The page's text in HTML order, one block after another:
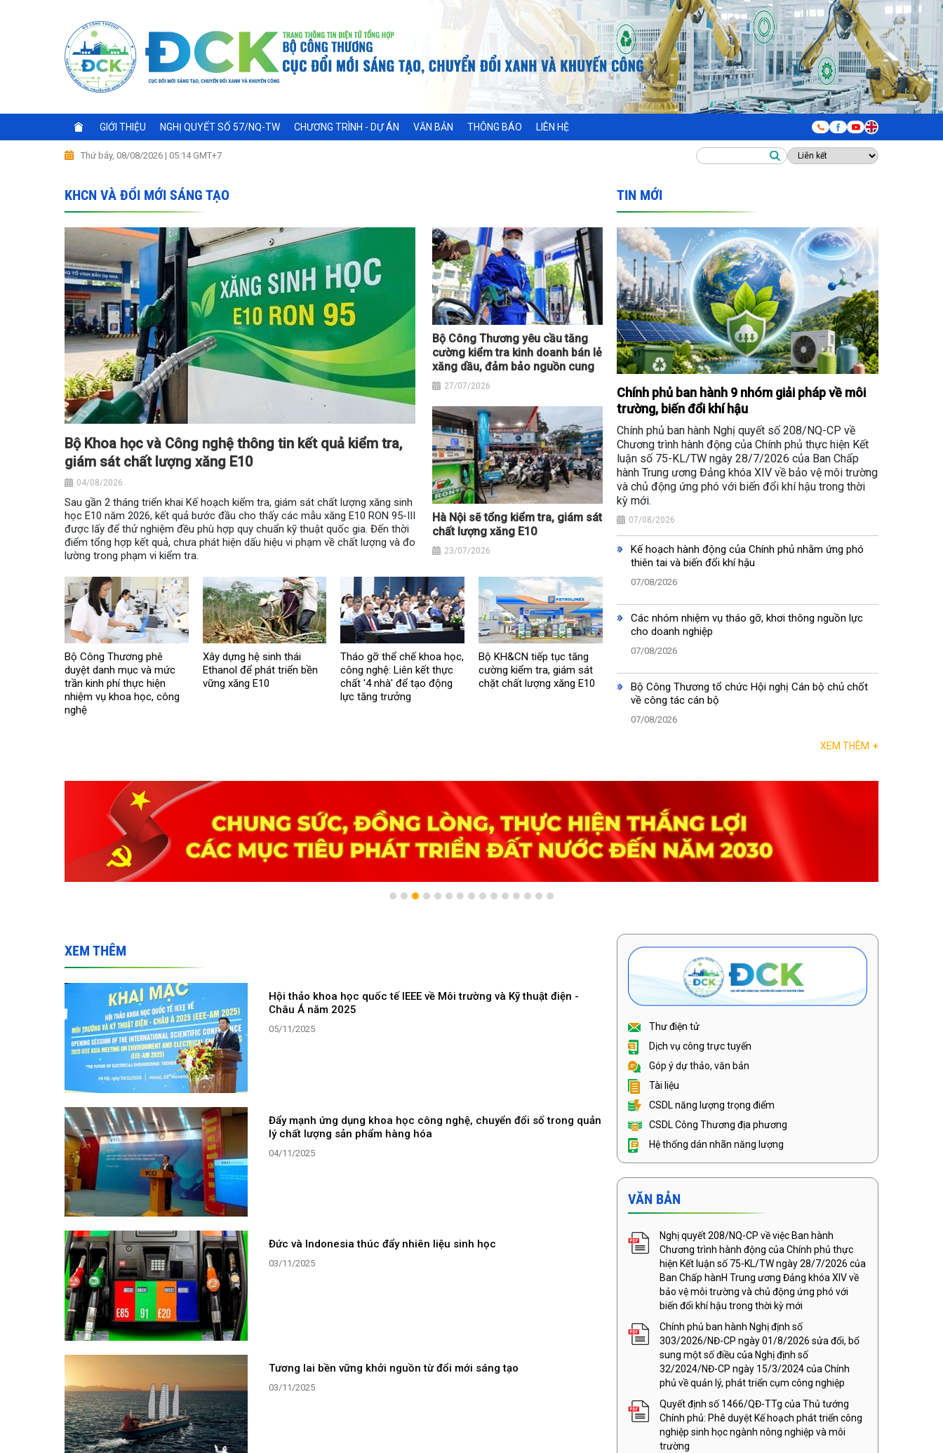
GIỚI THIỆU NGHỊ QUYẾT SỐ 57/NQ-TW CHƯƠNG TRÌNH - DỰ ÁN VĂN BẢN THÔNG BÁO LIÊN HỆ
Thứ bảy, 08/08/2026 | 05:14 GMT+7
KHCN VÀ ĐỔI MỚI SÁNG TẠO
Bộ Khoa học và Công nghệ thông tin kết quả kiểm tra,
giám sát chất lượng xăng E10
04/08/2026
Sau gần 2 tháng triển khai Kế hoạch kiểm tra, giám sát chất lượng xăng sinh
học E10 năm 2026, kết quả bước đầu cho thấy các mẫu xăng E10 RON 95-III
được lấy để thử nghiệm đều phù hợp quy chuẩn kỹ thuật quốc gia. Đến thời
điểm tổng hợp kết quả, chưa phát hiện dấu hiệu vi phạm về chất lượng và đo
lường trong phạm vi kiểm tra.
Bộ Công Thương yêu cầu tăng
cường kiểm tra kinh doanh bán lẻ
xăng dầu, đảm bảo nguồn cung
27/07/2026
Hà Nội sẽ tổng kiểm tra, giám sát
chất lượng xăng E10
23/07/2026
Bộ Công Thương phê
duyệt danh mục và mức
trần kinh phí thực hiện
nhiệm vụ khoa học, công
nghệ
Xây dựng hệ sinh thái
Ethanol để phát triển bền
vững xăng E10
Tháo gỡ thể chế khoa học,
công nghệ: Liên kết thực
chất '4 nhà' để tạo động
lực tăng trưởng
Bộ KH&CN tiếp tục tăng
cường kiểm tra, giám sát
chặt chất lượng xăng E10
TIN MỚI
Chính phủ ban hành 9 nhóm giải pháp về môi
trường, biến đổi khí hậu
Chính phủ ban hành Nghị quyết số 208/NQ-CP về
Chương trình hành động của Chính phủ thực hiện Kết
luận số 75-KL/TW ngày 28/7/2026 của Ban Chấp
hành Trung ương Đảng khóa XIV về bảo vệ môi trường
và chủ động ứng phó với biến đổi khí hậu trong thời
kỳ mới.
07/08/2026
Kế hoạch hành động của Chính phủ nhằm ứng phó
thiên tai và biến đổi khí hậu
07/08/2026
Các nhóm nhiệm vụ tháo gỡ, khơi thông nguồn lực
cho doanh nghiệp
07/08/2026
Bộ Công Thương tổ chức Hội nghị Cán bộ chủ chốt
về công tác cán bộ
07/08/2026
XEM THÊM +
XEM THÊM
Hội thảo khoa học quốc tế IEEE về Môi trường và Kỹ thuật điện -
Châu Á năm 2025
05/11/2025
Đẩy mạnh ứng dụng khoa học công nghệ, chuyển đổi số trong quản
lý chất lượng sản phẩm hàng hóa
04/11/2025
Đức và Indonesia thúc đẩy nhiên liệu sinh học
03/11/2025
Tương lai bền vững khởi nguồn từ đổi mới sáng tạo
03/11/2025
Thư điện tử
Dịch vụ công trực tuyến
Góp ý dự thảo, văn bản
Tài liệu
CSDL năng lượng trọng điểm
CSDL Công Thương địa phương
Hệ thống dán nhãn năng lượng
VĂN BẢN
Nghị quyết 208/NQ-CP về việc Ban hành
Chương trình hành động của Chính phủ thực
hiện Kết luận số 75-KL/TW ngày 28/7/2026 của
Ban Chấp hànH Trung ương Đảng khóa XIV về
bảo vệ môi trường và chủ động ứng phó với
biến đổi khí hậu trong thời kỳ mới
Chính phủ ban hành Nghị định số
303/2026/NĐ-CP ngày 01/8/2026 sửa đổi, bổ
sung một số điều của Nghị định số
32/2024/NĐ-CP ngày 15/3/2024 của Chính
phủ về quản lý, phát triển cụm công nghiệp
Quyết định số 1466/QĐ-TTg của Thủ tướng
Chính phủ: Phê duyệt Kế hoạch phát triển công
nghiệp sinh học ngành nông nghiệp và môi
trường